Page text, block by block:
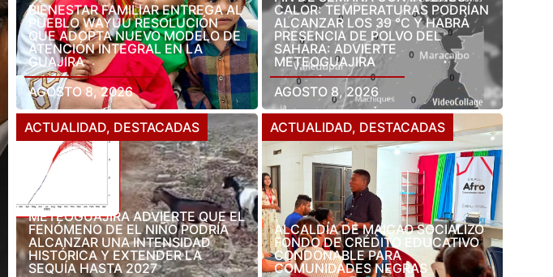
BIENESTAR FAMILIAR ENTREGA AL
PUEBLO WAYUU RESOLUCIÓN
QUE ADOPTA NUEVO MODELO DE
ATENCIÓN INTEGRAL EN LA
GUAJIRA
AGOSTO 8, 2026
CALOR: TEMPERATURAS PODRÍAN
ALCANZAR LOS 39 °C Y HABRÁ
PRESENCIA DE POLVO DEL
SAHARA: ADVIERTE
METEOGUAJIRA
AGOSTO 8, 2026
ACTUALIDAD, DESTACADAS
METEOGUAJIRA ADVIERTE QUE EL
FENÓMENO DE EL NIÑO PODRÍA
ALCANZAR UNA INTENSIDAD
HISTÓRICA Y EXTENDER LA
SEQUÍA HASTA 2027
ACTUALIDAD, DESTACADAS
ALCALDÍA DE MAICAO SOCIALIZÓ
FONDO DE CRÉDITO EDUCATIVO
CONDONABLE PARA
COMUNIDADES NEGRAS